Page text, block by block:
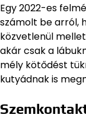
Egy 2022-es
számolt be arról,
közvetlenül
akár csak a
mély kötődést
kutyádnak is